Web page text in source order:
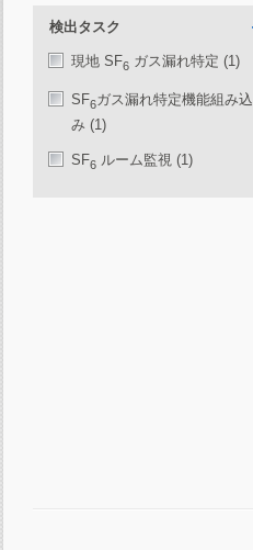
検出タスク
現地 SF6 ガス漏れ特定 (1)
SF6ガス漏れ特定機能組み込
み (1)
SF6 ルーム監視 (1)